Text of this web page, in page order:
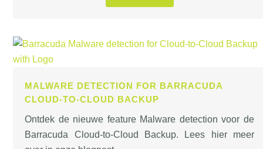
MALWARE DETECTION FOR BARRACUDA
CLOUD-TO-CLOUD BACKUP
Ontdek de nieuwe feature Malware detection voor de
Barracuda Cloud-to-Cloud Backup. Lees hier meer